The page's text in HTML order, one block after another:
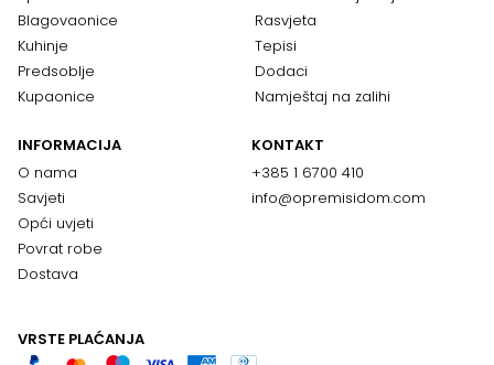
Blagovaonice
Kuhinje
Predsoblje
Kupaonice
Rasvjeta
Tepisi
Dodaci
Namještaj na zalihi
INFORMACIJA
O nama
Savjeti
Opći uvjeti
Povrat robe
Dostava
KONTAKT
+385 1 6700 410
info@opremisidom.com
VRSTE PLAĆANJA